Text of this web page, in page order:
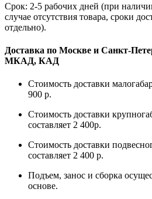
Срок: 2-5 рабочих дней (при
случае отсутствия товара, сроки
отдельно).
Доставка по Москве и Санкт-
МКАД, КАД
Стоимость доставки
900 р.
Стоимость доставки
составляет 2 400р.
Стоимость доставки
составляет 2 400 р.
Подъем, занос и сборка
основе.